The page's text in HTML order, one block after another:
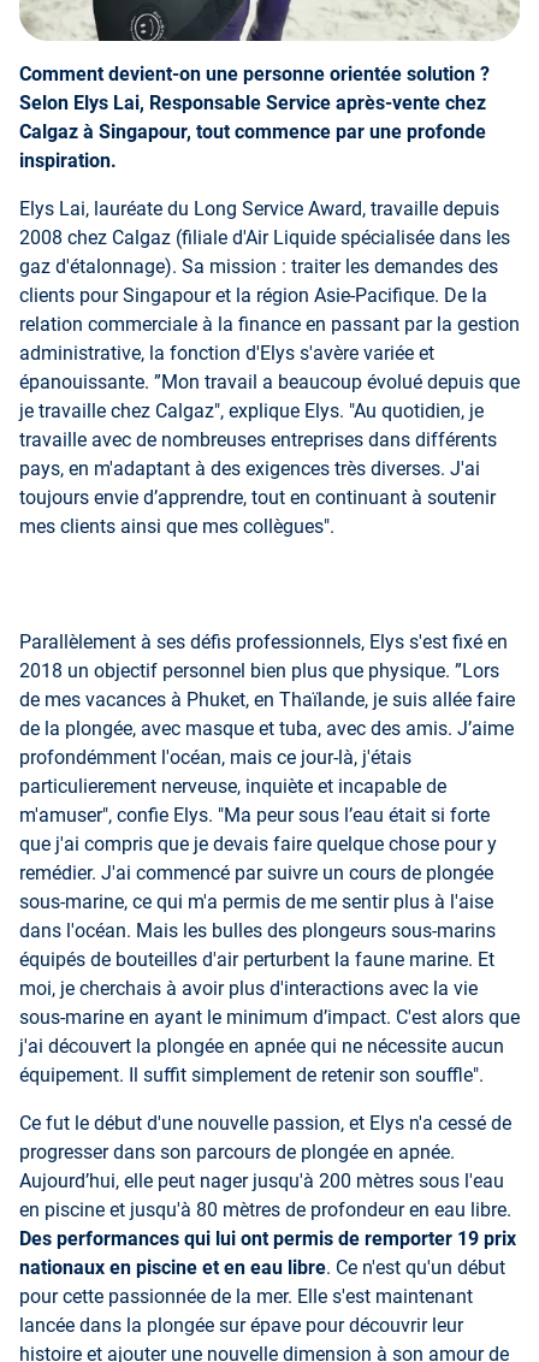
Comment devient-on une personne orientée solution ?
Selon Elys Lai, Responsable Service après-vente chez
Calgaz à Singapour, tout commence par une profonde
inspiration.
Elys Lai, lauréate du Long Service Award, travaille depuis
2008 chez Calgaz (filiale d'Air Liquide spécialisée dans les
gaz d'étalonnage). Sa mission : traiter les demandes des
clients pour Singapour et la région Asie-Pacifique. De la
relation commerciale à la finance en passant par la gestion
administrative, la fonction d'Elys s'avère variée et
épanouissante. ”Mon travail a beaucoup évolué depuis que
je travaille chez Calgaz", explique Elys. "Au quotidien, je
travaille avec de nombreuses entreprises dans différents
pays, en m'adaptant à des exigences très diverses. J'ai
toujours envie d’apprendre, tout en continuant à soutenir
mes clients ainsi que mes collègues".
Parallèlement à ses défis professionnels, Elys s'est fixé en
2018 un objectif personnel bien plus que physique. ”Lors
de mes vacances à Phuket, en Thaïlande, je suis allée faire
de la plongée, avec masque et tuba, avec des amis. J’aime
profondémment l'océan, mais ce jour-là, j'étais
particulierement nerveuse, inquiète et incapable de
m'amuser", confie Elys. "Ma peur sous l’eau était si forte
que j'ai compris que je devais faire quelque chose pour y
remédier. J'ai commencé par suivre un cours de plongée
sous-marine, ce qui m'a permis de me sentir plus à l'aise
dans l'océan. Mais les bulles des plongeurs sous-marins
équipés de bouteilles d'air perturbent la faune marine. Et
moi, je cherchais à avoir plus d'interactions avec la vie
sous-marine en ayant le minimum d’impact. C'est alors que
j'ai découvert la plongée en apnée qui ne nécessite aucun
équipement. Il suffit simplement de retenir son souffle".
Ce fut le début d'une nouvelle passion, et Elys n'a cessé de
progresser dans son parcours de plongée en apnée.
Aujourd’hui, elle peut nager jusqu'à 200 mètres sous l'eau
en piscine et jusqu'à 80 mètres de profondeur en eau libre.
Des performances qui lui ont permis de remporter 19 prix
nationaux en piscine et en eau libre. Ce n'est qu'un début
pour cette passionnée de la mer. Elle s'est maintenant
lancée dans la plongée sur épave pour découvrir leur
histoire et ajouter une nouvelle dimension à son amour de